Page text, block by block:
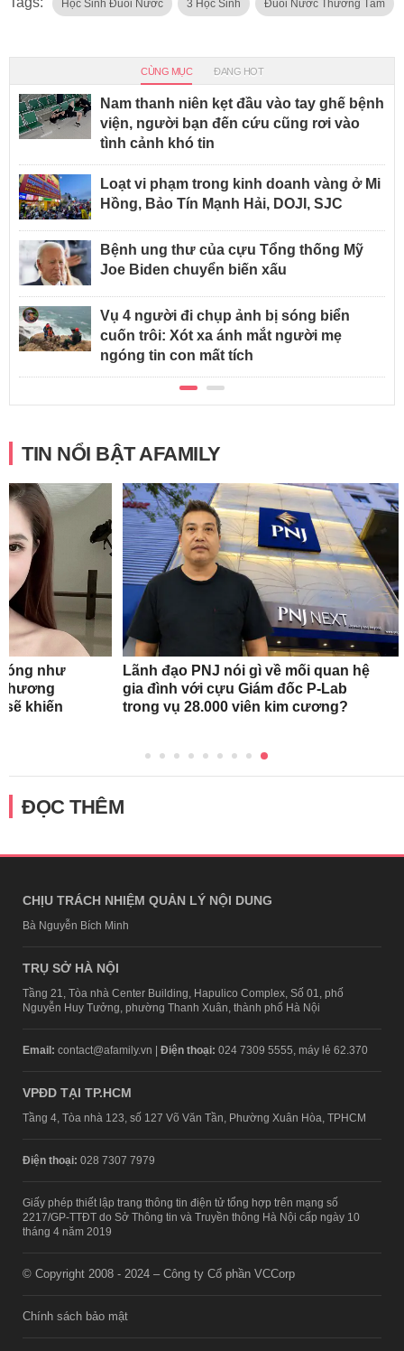
Học Sinh Đuối Nước 3 Học Sinh Đuối Nước Thương Tâm
CÙNG MỤC ĐANG HOT
Nam thanh niên kẹt đầu vào tay ghế bệnh
viện, người bạn đến cứu cũng rơi vào
tình cảnh khó tin
Loạt vi phạm trong kinh doanh vàng ở Mi
Hồng, Bảo Tín Mạnh Hải, DOJI, SJC
Bệnh ung thư của cựu Tổng thống Mỹ
Joe Biden chuyển biến xấu
Vụ 4 người đi chụp ảnh bị sóng biển
cuốn trôi: Xót xa ánh mắt người mẹ
ngóng tin con mất tích
TIN NỔI BẬT AFAMILY
như
hương
sẽ khiến
Lãnh đạo PNJ nói gì về mối quan hệ
gia đình với cựu Giám đốc P-Lab
trong vụ 28.000 viên kim cương?
ĐỌC THÊM
CHỊU TRÁCH NHIỆM QUẢN LÝ NỘI DUNG
Bà Nguyễn Bích Minh
TRỤ SỞ HÀ NỘI
Tầng 21, Tòa nhà Center Building, Hapulico Complex, Số 01, phố
Nguyễn Huy Tưởng, phường Thanh Xuân, thành phố Hà Nội
Email: contact@afamily.vn | Điện thoại: 024 7309 5555, máy lẻ 62.370
VPĐD TẠI TP.HCM
Tầng 4, Tòa nhà 123, số 127 Võ Văn Tần, Phường Xuân Hòa, TPHCM
Điện thoại: 028 7307 7979
Giấy phép thiết lập trang thông tin điện tử tổng hợp trên mạng số
2217/GP-TTĐT do Sở Thông tin và Truyền thông Hà Nội cấp ngày 10
tháng 4 năm 2019
© Copyright 2008 - 2024 – Công ty Cổ phần VCCorp
Chính sách bảo mật